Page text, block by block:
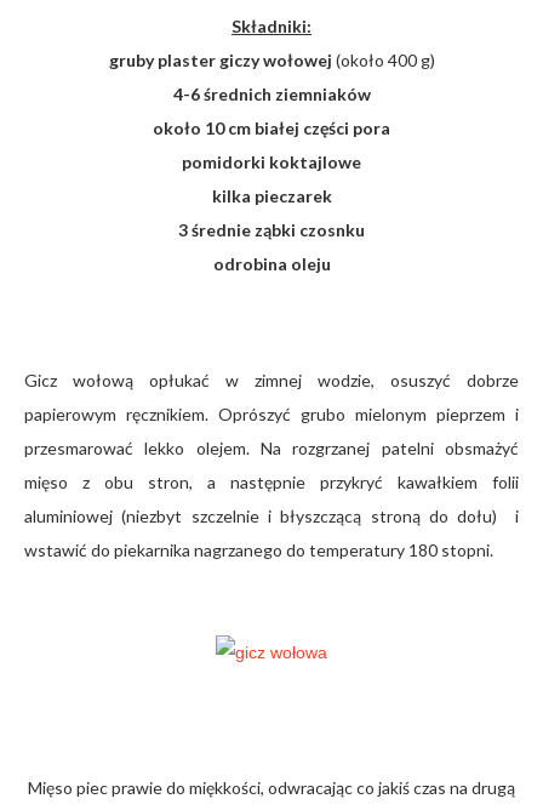
Składniki:
gruby plaster giczy wołowej (około 400 g)
4-6 średnich ziemniaków
około 10 cm białej części pora
pomidorki koktajlowe
kilka pieczarek
3 średnie ząbki czosnku
odrobina oleju
Gicz wołową opłukać w zimnej wodzie, osuszyć dobrze
papierowym ręcznikiem. Oprószyć grubo mielonym pieprzem i
przesmarować lekko olejem. Na rozgrzanej patelni obsmażyć
mięso z obu stron, a następnie przykryć kawałkiem folii
aluminiowej (niezbyt szczelnie i błyszczącą stroną do dołu) i
wstawić do piekarnika nagrzanego do temperatury 180 stopni.
Mięso piec prawie do miękkości, odwracając co jakiś czas na drugą